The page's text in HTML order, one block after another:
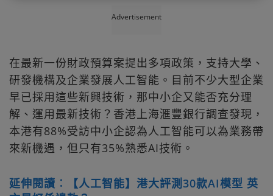
Advertisement
在最新一份財政預算案提出多項政策，支持大學、
研發機構及企業發展人工智能。目前不少大型企業
早已採用這些新興技術，那中小企又能否充分理
解、運用最新技術？香港上海滙豐銀行調查發現，
本港有88%受訪中小企認為人工智能可以為業務帶
來新機遇，但只有35%熟悉AI技術。
延伸閱讀︰【人工智能】港大評測30款AI模型 英